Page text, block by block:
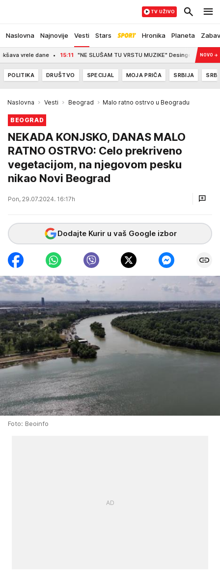
Naslovna Najnovije Vesti Stars Hronika Planeta
TV UŽIVO
dane 15:11 "NE SLUŠAM TU VRSTU MUZIKE" Desingerica o MilanuNOVO →
POLITIKA DRUŠTVO SPECIJAL MOJA PRIČA SRBIJA
Naslovna Vesti Beograd Malo ratno ostrvo u Beogradu
BEOGRAD
NEKADA KONJSKO, DANAS MALO
RATNO OSTRVO: Celo prekriveno
vegetacijom, na njegovom pesku
nikao Novi Beograd
Pon, 29.07.2024. 16:17h
Dodajte Kurir u vaš Google izbor
Foto: Beoinfo